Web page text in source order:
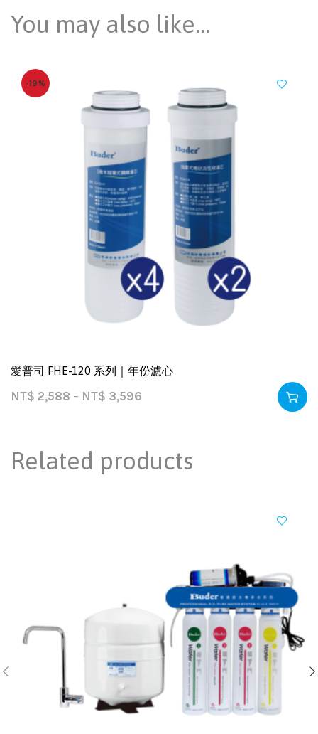
You may also like…
-19%
愛普司 FHE-120 系列｜年份濾心
NT$ 2,588 – NT$ 3,596
Related products